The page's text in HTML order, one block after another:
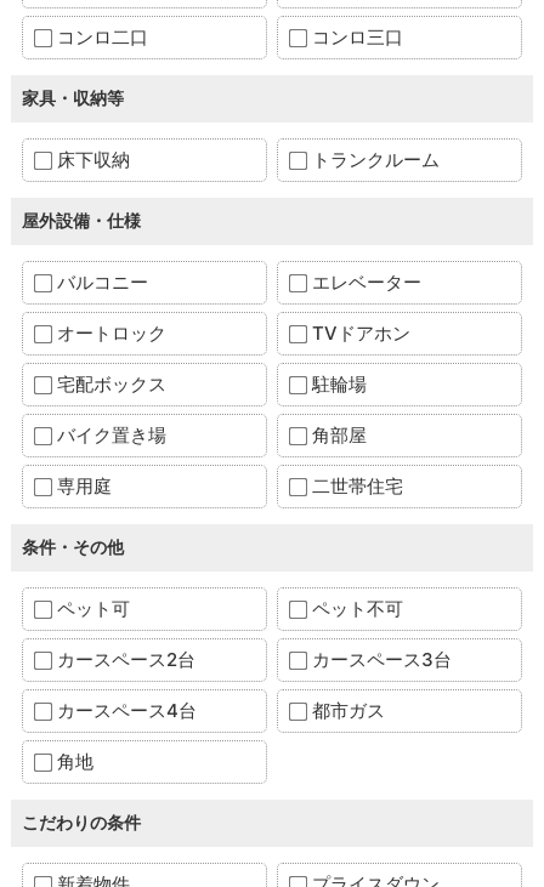
コンロ二口 コンロ三口
家具・収納等
床下収納 トランクルーム
屋外設備・仕様
バルコニー エレベーター
オートロック TVドアホン
宅配ボックス 駐輪場
バイク置き場 角部屋
専用庭 二世帯住宅
条件・その他
ペット可 ペット不可
カースペース2台 カースペース3台
カースペース4台 都市ガス
角地
こだわりの条件